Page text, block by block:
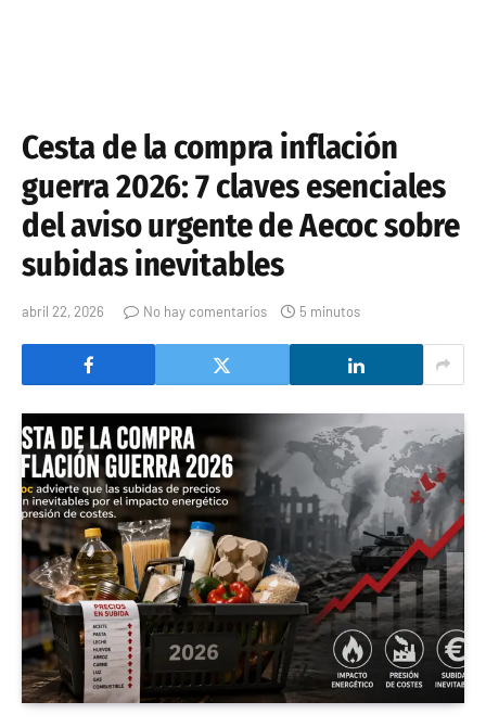
Cesta de la compra inflación
guerra 2026: 7 claves esenciales
del aviso urgente de Aecoc sobre
subidas inevitables
abril 22, 2026 No hay comentarios 5 minutos